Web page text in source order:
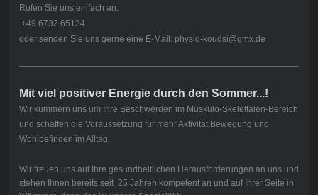
Rufen Sie uns einfach an:
+49 6732 65134
oder senden Sie uns gerne eine E-Mail: physio-koudsi@gmx.de
Mit viel positiver Energie durch den Sommer...!
Wir kümmern uns um Ihre Beschwerden im Muskulo-Skelettalen-Bereich
und schaffen die Voraussetzung für mehr Aktivität,Bewegung und
Wohlbefinden im Alltag.
Wir freuen uns auf Ihre gesundheitlichen Herausforderungen an uns und
stehen Ihnen bereits seit 25 Jahren kompetent an und auf Ihrer Seite in